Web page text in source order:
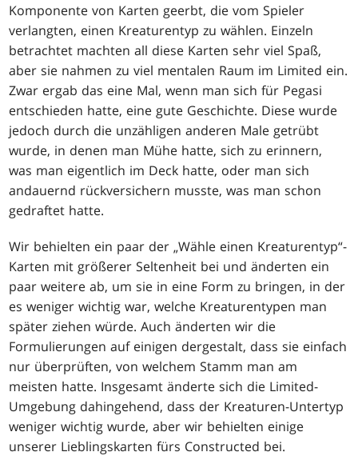
Komponente von Karten geerbt, die vom Spieler
verlangten, einen Kreaturentyp zu wählen. Einzeln
betrachtet machten all diese Karten sehr viel Spaß,
aber sie nahmen zu viel mentalen Raum im Limited ein.
Zwar ergab das eine Mal, wenn man sich für Pegasi
entschieden hatte, eine gute Geschichte. Diese wurde
jedoch durch die unzähligen anderen Male getrübt
wurde, in denen man Mühe hatte, sich zu erinnern,
was man eigentlich im Deck hatte, oder man sich
andauernd rückversichern musste, was man schon
gedraftet hatte.
Wir behielten ein paar der „Wähle einen Kreaturentyp“-
Karten mit größerer Seltenheit bei und änderten ein
paar weitere ab, um sie in eine Form zu bringen, in der
es weniger wichtig war, welche Kreaturentypen man
später ziehen würde. Auch änderten wir die
Formulierungen auf einigen dergestalt, dass sie einfach
nur überprüften, von welchem Stamm man am
meisten hatte. Insgesamt änderte sich die Limited-
Umgebung dahingehend, dass der Kreaturen-Untertyp
weniger wichtig wurde, aber wir behielten einige
unserer Lieblingskarten fürs Constructed bei.